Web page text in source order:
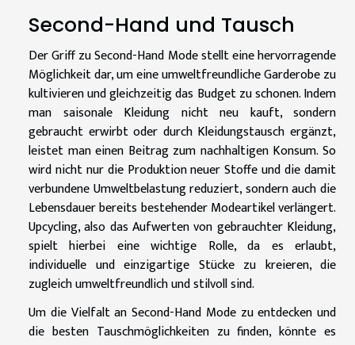
Second-Hand und Tausch
Der Griff zu Second-Hand Mode stellt eine hervorragende
Möglichkeit dar, um eine umweltfreundliche Garderobe zu
kultivieren und gleichzeitig das Budget zu schonen. Indem
man saisonale Kleidung nicht neu kauft, sondern
gebraucht erwirbt oder durch Kleidungstausch ergänzt,
leistet man einen Beitrag zum nachhaltigen Konsum. So
wird nicht nur die Produktion neuer Stoffe und die damit
verbundene Umweltbelastung reduziert, sondern auch die
Lebensdauer bereits bestehender Modeartikel verlängert.
Upcycling, also das Aufwerten von gebrauchter Kleidung,
spielt hierbei eine wichtige Rolle, da es erlaubt,
individuelle und einzigartige Stücke zu kreieren, die
zugleich umweltfreundlich und stilvoll sind.
Um die Vielfalt an Second-Hand Mode zu entdecken und
die besten Tauschmöglichkeiten zu finden, könnte es